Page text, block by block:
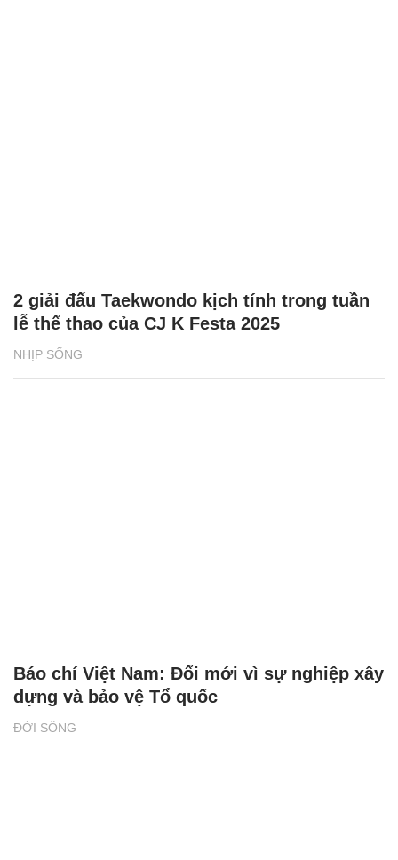
NHỊP SỐNG
2 giải đấu Taekwondo kịch tính trong tuần
lễ thể thao của CJ K Festa 2025
ĐỜI SỐNG
Báo chí Việt Nam: Đổi mới vì sự nghiệp xây
dựng và bảo vệ Tổ quốc